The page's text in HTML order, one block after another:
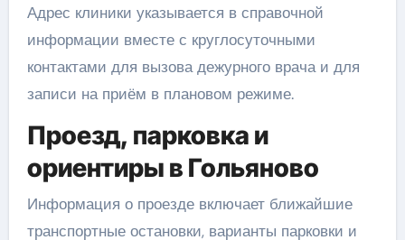
Адрес клиники указывается в справочной
информации вместе с круглосуточными
контактами для вызова дежурного врача и для
записи на приём в плановом режиме.
Проезд, парковка и
ориентиры в Гольяново
Информация о проезде включает ближайшие
транспортные остановки, варианты парковки и